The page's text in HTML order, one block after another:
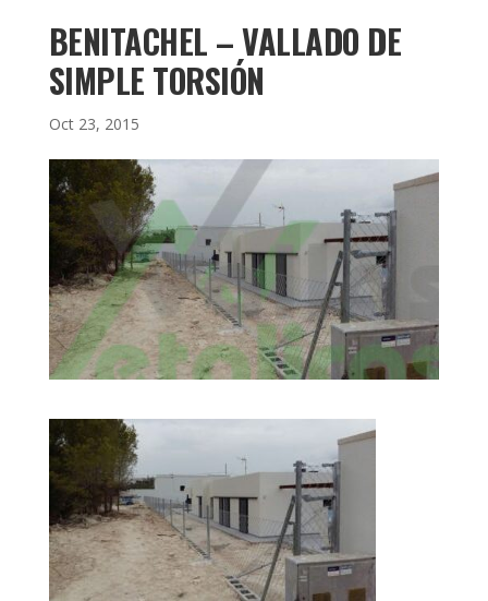
BENITACHEL – VALLADO DE
SIMPLE TORSIÓN
Oct 23, 2015